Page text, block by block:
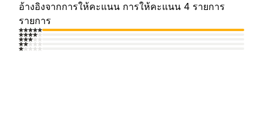
อ้างอิงจากการให้คะแนน การให้คะแนน 4 รายการ
รายการ